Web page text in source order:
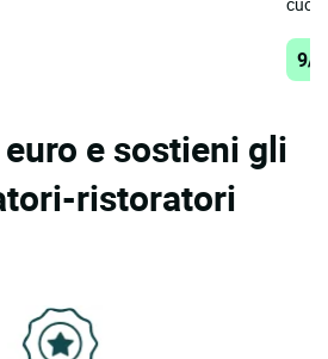
9/
e sostieni gli
ristoratori